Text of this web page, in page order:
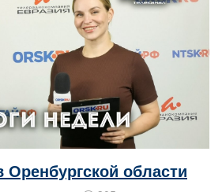
Оренбургской области